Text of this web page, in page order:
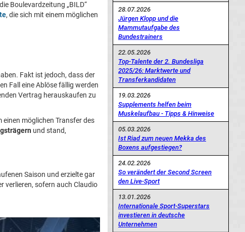
Boulevardzeitung „BILD“
, die sich mit einem möglichen
Fakt ist jedoch, dass der
Fall eine Ablöse fällig werden
Vertrag herauskaufen zu
einen möglichen Transfer des
und stand,
Saison und erzielte gar
verlieren, sofern auch Claudio
28.07.2026
Jürgen Klopp und die
Mammutaufgabe des
Bundestrainers
22.05.2026
Top-Talente der 2. Bundesliga
2025/26: Marktwerte und
Transferkandidaten
19.03.2026
Supplements helfen beim
Muskelaufbau - Tipps & Hinweise
05.03.2026
Ist Riad zum neuen Mekka des
Boxens aufgestiegen?
24.02.2026
So verändert der Second Screen
den Live-Sport
13.01.2026
Internationale Sport-Superstars
investieren in deutsche
Unternehmen